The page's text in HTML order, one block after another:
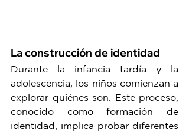
La construcción de identidad
Durante la infancia tardía y la
adolescencia, los niños comienzan a
explorar quiénes son. Este proceso,
conocido como formación de
identidad, implica probar diferentes